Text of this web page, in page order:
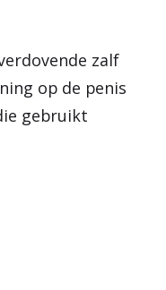
zalf
op de penis
gebruikt